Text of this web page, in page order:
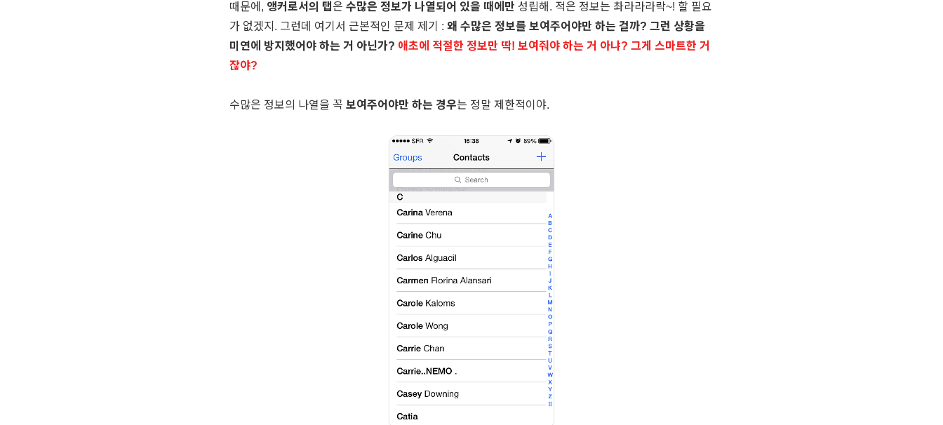
때문에, 앵커로서의 탭 은 수많은 정보가 나열되어 있을 때에만 성립해. 적은 정보는 촤라라라락~! 할 필요
가 없겠지. 그런데 여기서 근본적인 문제 제기 : 왜 수많은 정보를 보여주어야만 하는 걸까? 그런 상황을
미연에 방지했어야 하는 거 아닌가? 애초에 적절한 정보만 딱! 보여줘야 하는 거 아냐? 그게 스마트한 거
잖야?
수많은 정보의 나열을 꼭 보여주어야만 하는 경우는 정말 제한적이야.